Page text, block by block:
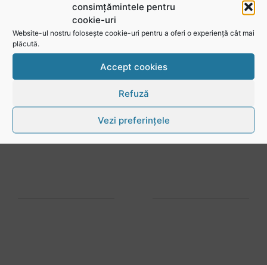
consimțămintele pentru
cookie-uri
Website-ul nostru folosește cookie-uri pentru a oferi o experiență cât mai
plăcută.
Accept cookies
Refuză
Vezi preferințele
Urmărește-ne în social media